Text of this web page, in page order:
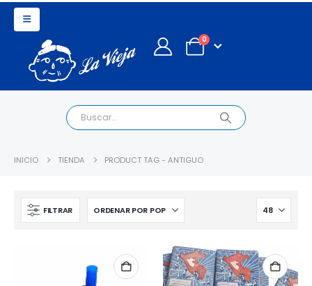
0
INICIO TIENDA PRODUCT TAG - ANTIGUO
FILTRAR